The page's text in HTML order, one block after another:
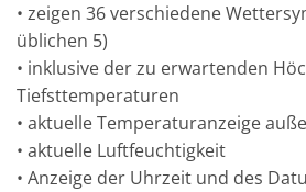
• zeigen 36 verschiedene
üblichen 5)
• inklusive der zu erwartenden
Tiefsttemperaturen
• aktuelle Temperaturanzeige
• aktuelle Luftfeuchtigkeit
• Anzeige der Uhrzeit und des